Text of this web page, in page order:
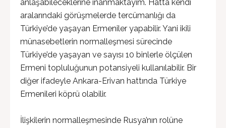
anlaşabileceklerine inanmaktayım. Hatta kendi
aralarındaki görüşmelerde tercümanlığı da
Türkiye’de yaşayan Ermeniler yapabilir. Yani ikili
münasebetlerin normalleşmesi sürecinde
Türkiye’de yaşayan ve sayısı 10 binlerle ölçülen
Ermeni topluluğunun potansiyeli kullanılabilir. Bir
diğer ifadeyle Ankara-Erivan hattında Türkiye
Ermenileri köprü olabilir.
İlişkilerin normalleşmesinde Rusya’nın rolüne